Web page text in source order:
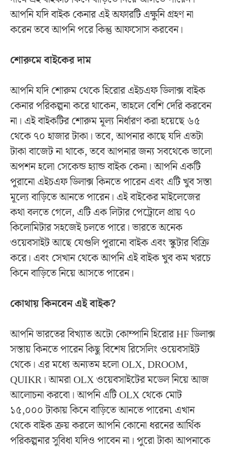
আপনি যদি বাইক কেনার এই অফারটি এক্ষুনি গ্রহণ না
করেন তবে আপনি পরে কিন্তু আফসোস করবেন।
শোরুমে বাইকের দাম
আপনি যদি শোরুম থেকে হিরোর এইচএফ ডিলাক্স বাইক
কেনার পরিকল্পনা করে থাকেন, তাহলে বেশি দেরি করবেন
না। এই বাইকটির শোরুম মূল্য নির্ধারণ করা হয়েছে ৬৫
থেকে ৭০ হাজার টাকা। তবে, আপনার কাছে যদি এতটা
টাকা বাজেট না থাকে, তবে আপনার জন্য সবথেকে ভালো
অপশন হলো সেকেন্ড হ্যান্ড বাইক কেনা। আপনি একটি
পুরানো এইচএফ ডিলাক্স কিনতে পারেন এবং এটি খুব সস্তা
মূল্যে বাড়িতে আনতে পারেন। এই বাইকের মাইলেজের
কথা বলতে গেলে, এটি এক লিটার পেট্রোলে প্রায় ৭০
কিলোমিটার সহজেই চলতে পারে। ভারতে অনেক
ওয়েবসাইট আছে যেগুলি পুরানো বাইক এবং স্কুটার বিক্রি
করে। এবং সেখান থেকে আপনি এই বাইক খুব কম খরচে
কিনে বাড়িতে নিয়ে আসতে পারেন।
কোথায় কিনবেন এই বাইক?
আপনি ভারতের বিখ্যাত অটো কোম্পানি হিরোর HF ডিলাক্স
সস্তায় কিনতে পারেন কিছু বিশেষ রিসেলিং ওয়েবসাইট
থেকে। এর মধ্যে অন্যতম হলো OLX, DROOM,
QUIKR। আমরা OLX ওয়েবসাইটের মডেল নিয়ে আজ
আলোচনা করবো। আপনি এটি OLX থেকে মোট
১৫,০০০ টাকায় কিনে বাড়িতে আনতে পারেন৷ এখান
থেকে বাইক ক্রয় করলে আপনি কোনো ধরনের আর্থিক
পরিকল্পনার সুবিধা যদিও পাবেন না। পুরো টাকা আপনাকে